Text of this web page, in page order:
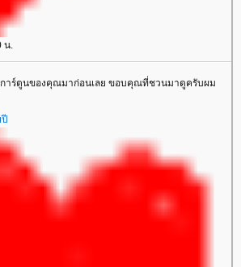
น.
การ์ตูนของคุณมาก่อนเลย ขอบคุณที่ชวนมาดูครับผม